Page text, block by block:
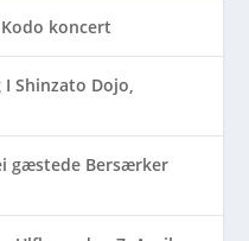
koncert
Shinzato Dojo,
gæstede Bersærker